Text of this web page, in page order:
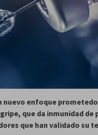
nuevo enfoque
que da inmunidad de
que han validado su